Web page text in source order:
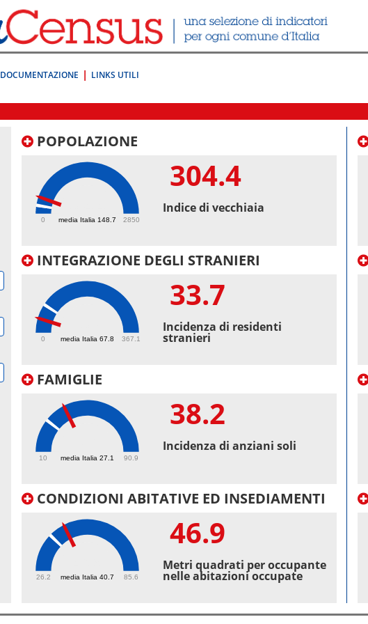
DOCUMENTAZIONE LINKS UTILI
POPOLAZIONE
media Italia 148.7
0 2850
304.4
Indice di vecchiaia
INTEGRAZIONE DEGLI STRANIERI
media Italia 67.8
0 367.1
33.7
Incidenza di residenti
stranieri
FAMIGLIE
media Italia 27.1
10 90.9
38.2
Incidenza di anziani soli
CONDIZIONI ABITATIVE ED INSEDIAMENTI
media Italia 40.7
26.2 85.6
46.9
Metri quadrati per occupante
nelle abitazioni occupate